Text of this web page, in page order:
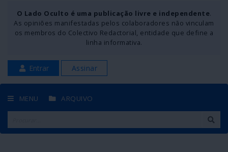
O Lado Oculto é uma publicação livre e independente.
As opiniões manifestadas pelos colaboradores não vinculam
os membros do Colectivo Redactorial, entidade que define a
linha informativa.
Entrar Assinar
MENU ARQUIVO